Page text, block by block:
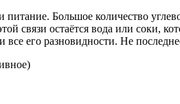
питание. Большое количество
связи остаётся вода или соки,
все его разновидности. Не